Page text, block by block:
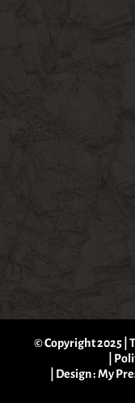
© Copyright 2025 |
| Design :My